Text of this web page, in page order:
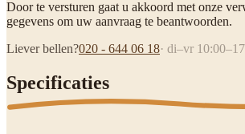
Door te versturen gaat u akkoord met onze
gegevens om uw aanvraag te beantwoorden.
Liever bellen?020 - 644 06 18· di–vr
Specificaties